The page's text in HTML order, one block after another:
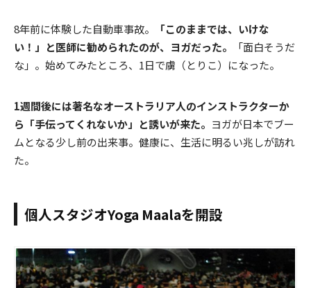
8年前に体験した自動車事故。
「このままでは、いけな
い！」と医師に勧められたのが、ヨガだった。
「面白そうだ
な」。始めてみたところ、1日で虜（とりこ）になった。
1週間後には著名なオーストラリア人のインストラクターか
ら「手伝ってくれないか」と誘いが来た。 ヨガが日本でブー
ムとなる少し前の出来事。健康に、生活に明るい兆しが訪れ
た。
個人スタジオYoga Maalaを開設